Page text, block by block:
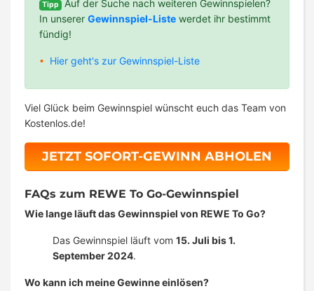
Tipp
Auf der Suche nach weiteren Gewinnspielen?
In unserer Gewinnspiel-Liste werdet ihr bestimmt
fündig!
Hier geht's zur Gewinnspiel-Liste
Viel Glück beim Gewinnspiel wünscht euch das Team von
Kostenlos.de!
JETZT SOFORT-GEWINN ABHOLEN
FAQs zum REWE To Go-Gewinnspiel
Wie lange läuft das Gewinnspiel von REWE To Go?
Das Gewinnspiel läuft vom 15. Juli bis 1.
September 2024.
Wo kann ich meine Gewinne einlösen?